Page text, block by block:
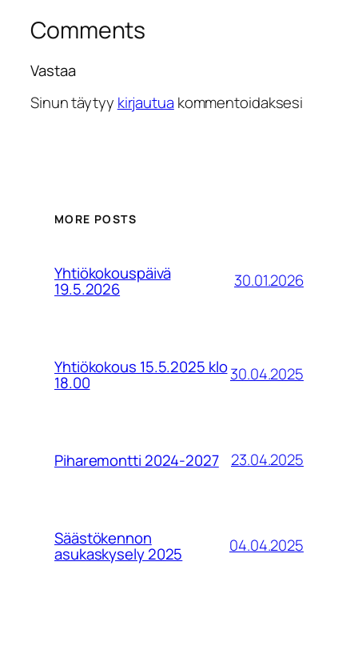
Comments
Vastaa
Sinun täytyy kirjautua kommentoidaksesi
MORE POSTS
Yhtiökokouspäivä
19.5.2026 30.01.2026
Yhtiökokous 15.5.2025 klo
18.00 30.04.2025
Piharemontti 2024-2027 23.04.2025
Säästökennon
asukaskysely 2025 04.04.2025